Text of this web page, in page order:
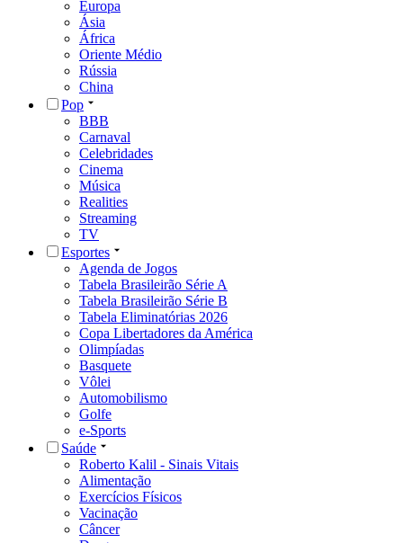
Europa
Ásia
África
Oriente Médio
Rússia
China
Pop
BBB
Carnaval
Celebridades
Cinema
Música
Realities
Streaming
TV
Esportes
Agenda de Jogos
Tabela Brasileirão Série A
Tabela Brasileirão Série B
Tabela Eliminatórias 2026
Copa Libertadores da América
Olimpíadas
Basquete
Vôlei
Automobilismo
Golfe
e-Sports
Saúde
Roberto Kalil - Sinais Vitais
Alimentação
Exercícios Físicos
Vacinação
Câncer